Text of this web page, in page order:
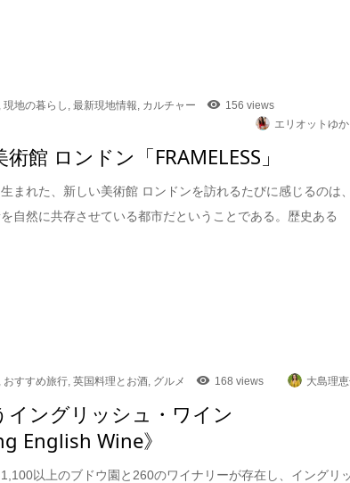
,現地の暮らし ,最新現地情報, カルチャー
156 views
エリオットゆか
館 ロンドン「FRAMELESS」
まれた、新しい美術館 ロンドンを訪れるたびに感じるのは、
自然に共存させている都市だということである。歴史ある
, おすすめ旅行,英国料理とお酒, グルメ 168 views 大島理
イングリッシュ・ワイン
English Wine》
以上のブドウ園と260のワイナリーが存在し、イングリ